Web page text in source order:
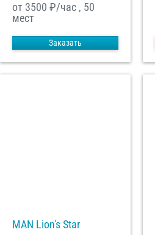
от 3500 ₽/час , 50
мест
Заказать
MAN Lion's Star